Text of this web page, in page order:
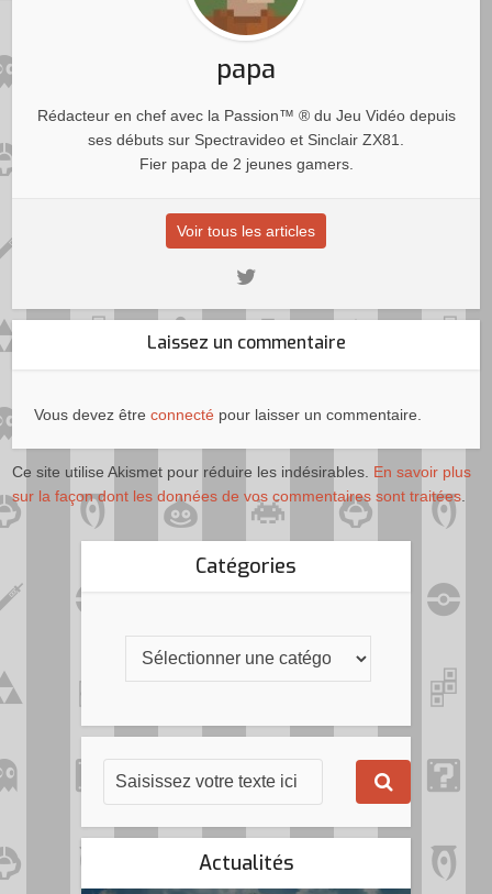
papa
Rédacteur en chef avec la Passion™ ® du Jeu Vidéo depuis
ses débuts sur Spectravideo et Sinclair ZX81.
Fier papa de 2 jeunes gamers.
Voir tous les articles
Laissez un commentaire
Vous devez êtreconnecté pour laisser un commentaire.
Ce site utilise Akismet pour réduire les indésirables. En savoir plus
sur la façon dont les données de vos commentaires sont traitées
Catégories
Actualités